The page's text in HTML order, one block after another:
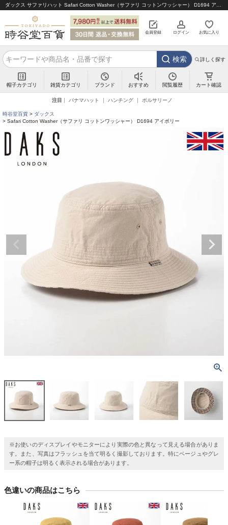
会員登録 ログイン お気に入り
検索 詳しく探す
帽子カテゴリ 雑貨カテゴリ ブランド おすすめ 閲覧履歴 カート確認
注目 パナマハット ハンチング ボルサリーノ
時谷堂百貨
ダックス
Safari Cotton Washer（サファリ コットンワッシャー） D1694 アイボリー
※お使いのディスプレイやモニターにより実際の色と異なって見える場合がありま
す。また、写真はフラッシュを当て明るく撮影しております。特にベージュやグレ
ー系の帽子は明るく表示される場合があります。
色違いの商品はこちら